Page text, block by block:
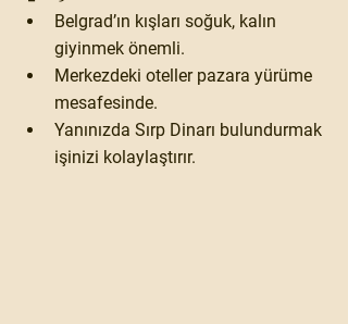
Belgrad’ın kışları soğuk, kalın
giyinmek önemli.
Merkezdeki oteller pazara yürüme
mesafesinde.
Yanınızda Sırp Dinarı bulundurmak
işinizi kolaylaştırır.